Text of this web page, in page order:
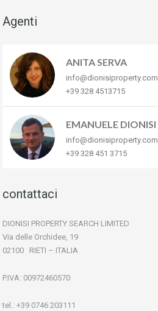
Agenti
ANITA SERVA
info@dionisiproperty.com
+39 328 4513715
EMANUELE DIONISI
info@dionisiproperty.com
+39 328 451 3715
contattaci
DIONISI PROPERTY SEARCH LIMITED
Via delle Orchidee, 19
02100 RIETI – ITALIA
P.IVA: 00972460570
tel.: +39 0746 203111